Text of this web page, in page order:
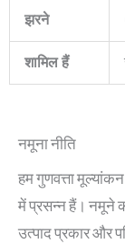
झरने
शामिल हैं
नमूना नीति
हम गुणवत्ता
में प्रसन्न हैं। नमूने
उत्पाद प्रकार और